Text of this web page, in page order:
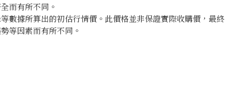
而有所不同。
數據所算出的初估行情價。此價格並非保證實際收購價，最終
等因素而有所不同。